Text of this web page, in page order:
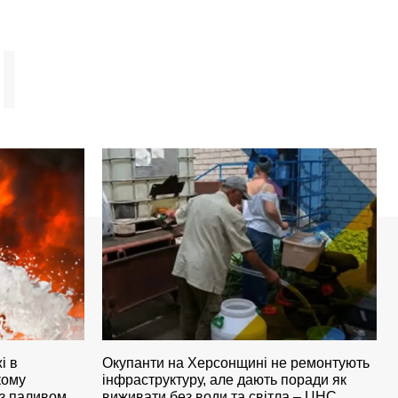
в
Окупанти на Херсонщині не ремонтують
інфраструктуру, але дають поради як